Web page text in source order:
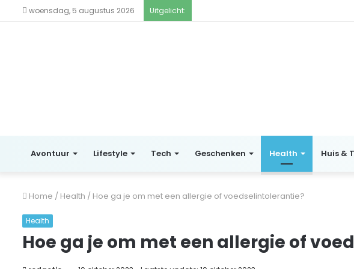
woensdag, 5 augustus 2026 Uitgelicht:
Avontuur Lifestyle Tech Geschenken Health Huis &
Home / Health / Hoe ga je om met een allergie of voedselintolerantie?
Health
Hoe ga je om met een allergie of